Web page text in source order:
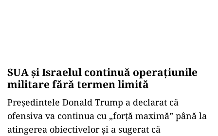
SUA și Israelul continuă operațiunile
militare fără termen limită
Președintele Donald Trump a declarat că
ofensiva va continua cu „forță maximă” până la
atingerea obiectivelor și a sugerat că